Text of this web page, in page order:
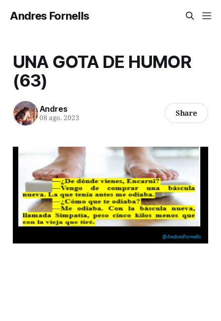
Andres Fornells
UNA GOTA DE HUMOR
(63)
Andres
08 ago. 2023 Share